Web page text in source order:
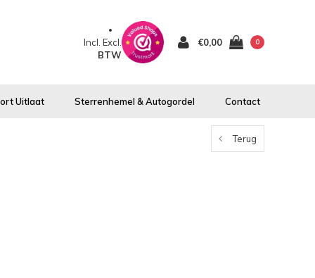
Incl. Excl.
BTW
€0,00 0
Uitlaat Sterrenhemel & Autogordel Contact
Terug